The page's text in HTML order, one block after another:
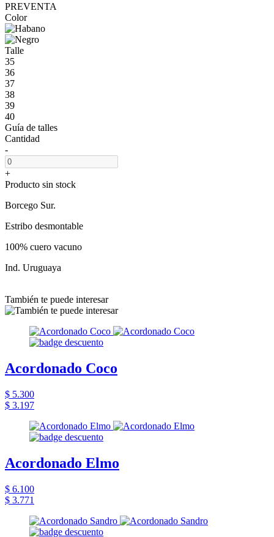
PREVENTA
Color
Talle
35
36
37
38
39
40
Guía de talles
Cantidad
-
+
Producto sin stock
Borcego Sur.
Estribo desmontable
100% cuero vacuno
Ind. Uruguaya
También te puede interesar
Acordonado Coco
$ 5.300
$ 3.197
Acordonado Elmo
$ 6.100
$ 3.771